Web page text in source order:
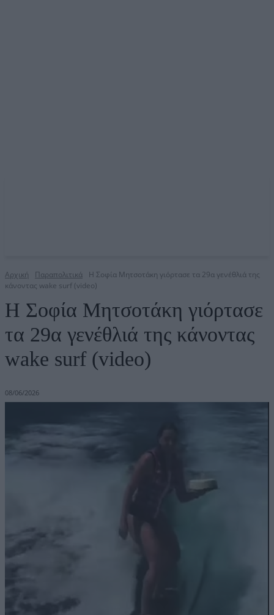
Αρχική Παραπολιτικά
Η Σοφία Μητσοτάκη γιόρτασε τα 29α γενέθλιά της
κάνοντας wake surf (video)
Η Σοφία Μητσοτάκη γιόρτασε
τα 29α γενέθλιά της κάνοντας
wake surf (video)
08/06/2026